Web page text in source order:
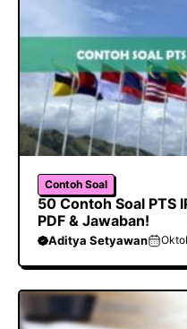
Contoh Soal
50 Contoh Soal PTS
PDF & Jawaban!
Aditya Setyawan